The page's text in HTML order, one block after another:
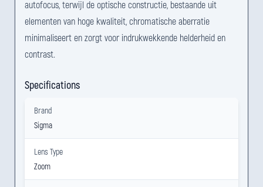
autofocus, terwijl de optische constructie, bestaande uit
elementen van hoge kwaliteit, chromatische aberratie
minimaliseert en zorgt voor indrukwekkende helderheid en
contrast.
Specifications
Brand
Sigma
Lens Type
Zoom